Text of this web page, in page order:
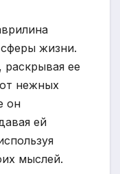
жизни.
ее
нежных
он
ей
мыслей.